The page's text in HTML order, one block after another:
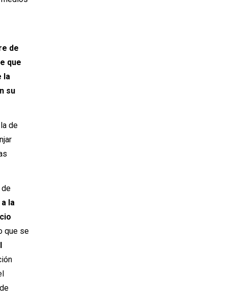
de
que
la
su
de
de
la
que se